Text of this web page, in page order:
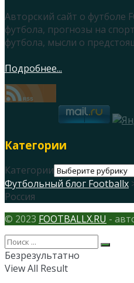
Авторский сайт о футболе
футбола, прогнозы на
футбола, мысли о
Подробнее...
Категории
Категории
Футбольный блог Footballx
Россия
© 2023 FOOTBALLX.RU -
Безрезультатно
View All Result